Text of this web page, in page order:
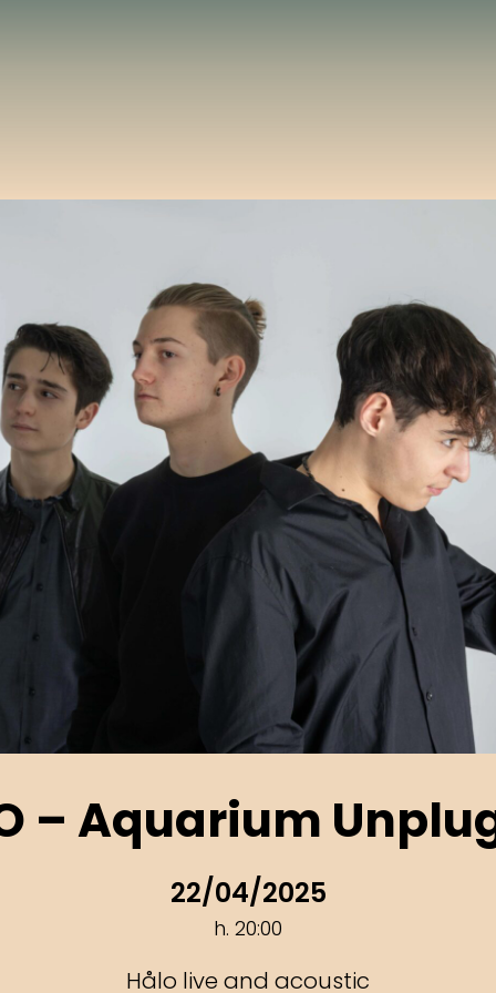
– Aquarium
22/04/2025
h. 20:00
Hålo live and acoustic